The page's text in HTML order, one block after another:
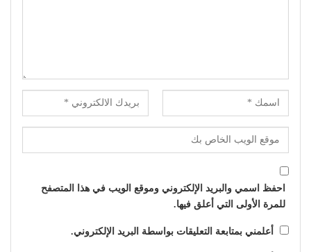
احفظ اسمي والبريد الإلكتروني وموقع الويب في هذا المتصفح
للمرة الأولى التي أعلق فيها.
أعلمني بمتابعة التعليقات بواسطة البريد الإلكتروني.